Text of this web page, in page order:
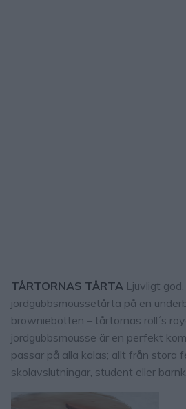
TÅRTORNAS TÅRTA Ljuvligt
jordgubbsmoussetårta på en
browniebotten – tårtornas roll´s
jordgubbsmousse är en perfekt
passar på alla kalas; allt från stora
skolavslutningar, student eller